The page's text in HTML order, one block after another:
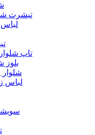
تیشرت
لباس
تاپ
بلوز
لباس